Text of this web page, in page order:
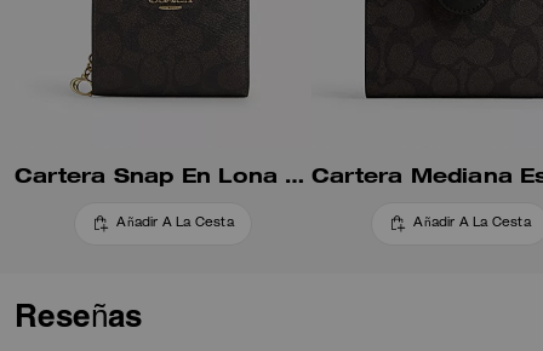
clásico infalible que nunca pasa
Cartera Snap En Lona Signature
Añadir A La Cesta Añadir A La Cesta
Reseñas